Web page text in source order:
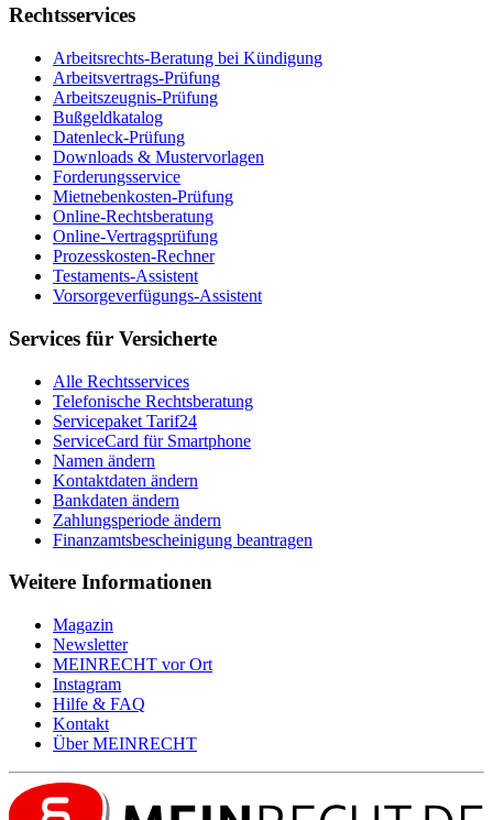
Rechtsservices
Arbeitsrechts-Beratung bei Kündigung
Arbeitsvertrags-Prüfung
Arbeitszeugnis-Prüfung
Bußgeldkatalog
Datenleck-Prüfung
Downloads & Mustervorlagen
Forderungsservice
Mietnebenkosten-Prüfung
Online-Rechtsberatung
Online-Vertragsprüfung
Prozesskosten-Rechner
Testaments-Assistent
Vorsorgeverfügungs-Assistent
Services für Versicherte
Alle Rechtsservices
Telefonische Rechtsberatung
Servicepaket Tarif24
ServiceCard für Smartphone
Namen ändern
Kontaktdaten ändern
Bankdaten ändern
Zahlungsperiode ändern
Finanzamtsbescheinigung beantragen
Weitere Informationen
Magazin
Newsletter
MEINRECHT vor Ort
Instagram
Hilfe & FAQ
Kontakt
ÜberMEINRECHT